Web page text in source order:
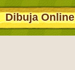
Dibuja Online